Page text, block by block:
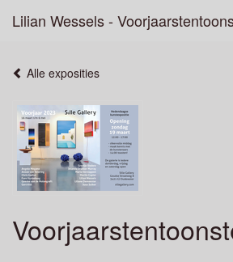
Alle exposities